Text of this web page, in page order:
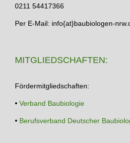
0211 54417366
Per E-Mail: info{at}baubiologen-
MITGLIEDSCHAFTEN:
Fördermitgliedschaften:
• Verband Baubiologie
• Berufsverband Deutscher